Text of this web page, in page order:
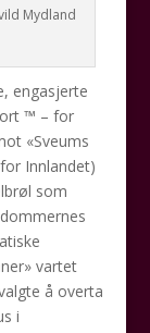
Mydland
engasjerte
™ – for
«Sveums
Innlandet)
som
vartet
å overta
i